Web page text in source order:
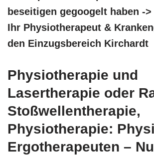
beseitigen gegoogelt haben ->
Ihr Physiotherapeut &
den Einzugsbereich Kirchardt
Physiotherapie und
Lasertherapie oder
Stoßwellentherapie,
Physiotherapie:
Ergotherapeuten –